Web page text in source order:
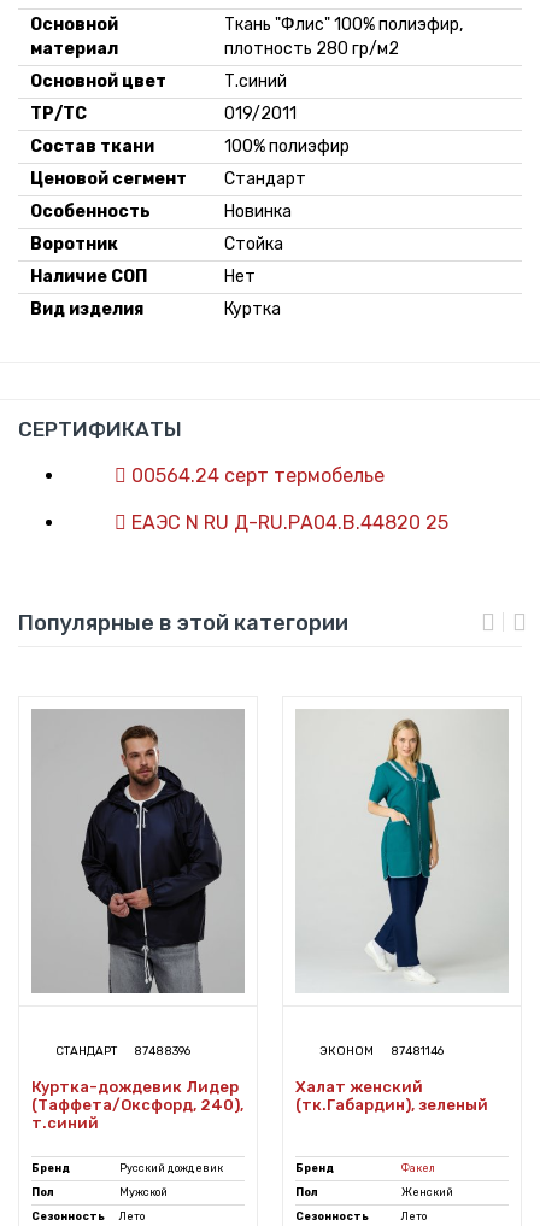
Основной
материал
Ткань "Флис" 100% полиэфир,
плотность 280 гр/м2
Основной цвет
Т.синий
ТР/ТС
019/2011
Состав ткани
100% полиэфир
Ценовой сегмент
Стандарт
Особенность
Новинка
Воротник
Стойка
Наличие СОП
Нет
Вид изделия
Куртка
СЕРТИФИКАТЫ
00564.24 серт термобелье
ЕАЭС N RU Д-RU.РА04.В.44820 25
Популярные в этой категории
СТАНДАРТ 87488396
Куртка-дождевик Лидер
(Таффета/Оксфорд, 240),
т.синий
Бренд
Русский дождевик
Пол
Мужской
Сезонность
Лето
ЭКОНОМ 87481146
Халат женский
(тк.Габардин), зеленый
Бренд
Факел
Пол
Женский
Сезонность
Лето